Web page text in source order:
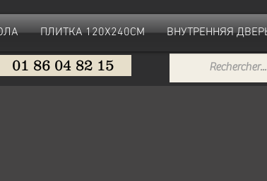
ПЛИТКА 120X240CM ВНУТРЕННЯЯ
01 86 04 82 15